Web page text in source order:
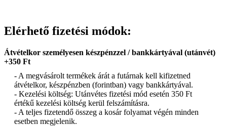
Elérhető fizetési módok:
Átvételkor személyesen készpénzzel / bankkártyával (utánvét)
+350 Ft
- A megvásárolt termékek árát a futárnak kell kifizetned
átvételkor, készpénzben (forintban) vagy bankkártyával.
- Kezelési költség: Utánvétes fizetési mód esetén 350 Ft
értékű kezelési költség kerül felszámításra.
- A teljes fizetendő összeg a kosár folyamat végén minden
esetben megjelenik.